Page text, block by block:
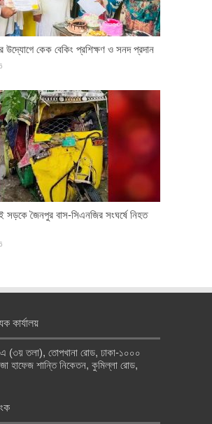
উদ্যোগে কেক বেকিং প্রশিক্ষণ ও সনদ প্রদান
সড়কে জৈনপুর বাস-সিএনজির সংঘর্ষে নিহত
কার্যালয়
(৩য় তলা), তোপখানা রোড, ঢাকা-১০০০
হাফেজ শান্তি নিকেতন, কুমিল্লা রোড,